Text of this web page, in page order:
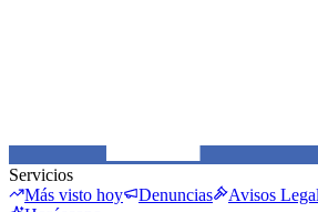
Servicios
Más visto hoy
Denuncias Avisos